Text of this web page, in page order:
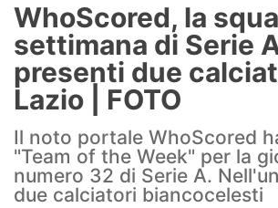
Formello
Infortuni
Primavera
Calciomercato
Lazio Women
WhoScored, la
settimana di Serie
presenti due
Lazio | FOTO
Il noto portale WhoScored
"Team of the Week" per la
numero 32 di Serie A.
due calciatori biancocelesti